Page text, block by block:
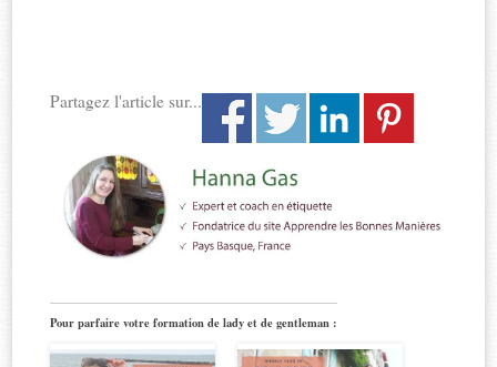
Partagez l'article sur...
Pour parfaire votre formation de lady et de gentleman :